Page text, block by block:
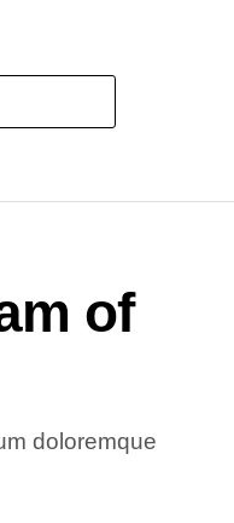
of
doloremque